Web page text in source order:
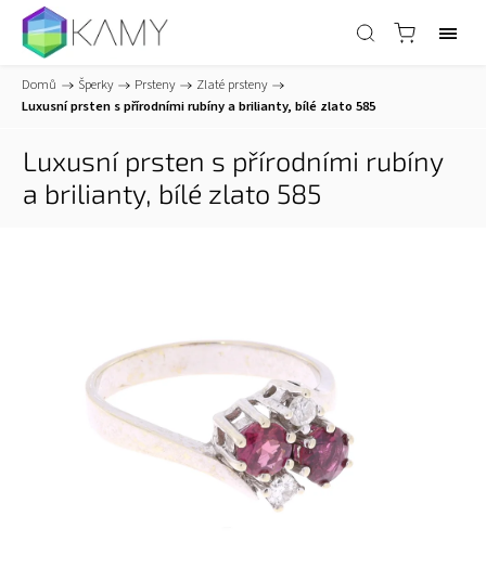
Domů / Šperky / Prsteny / Zlaté prsteny /
Luxusní prsten s přírodními rubíny a brilianty, bílé zlato 585
Luxusní prsten s přírodními rubíny
a brilianty, bílé zlato 585